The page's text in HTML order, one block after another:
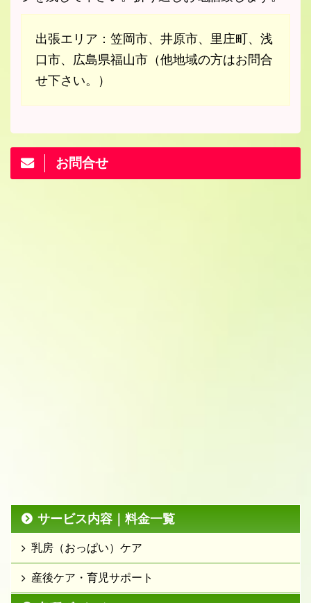
出張エリア：笠岡市、井原市、里庄町、浅
口市、広島県福山市（他地域の方はお問合
せ下さい。）
お問合せ
サービス内容｜料金一覧
乳房（おっぱい）ケア
産後ケア・育児サポート